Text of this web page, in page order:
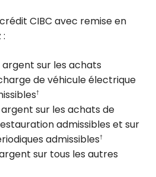
CIBC avec remise en
sur les achats
de véhicule électrique
†
sur les achats de
admissibles et sur
admissibles†
sur tous les autres